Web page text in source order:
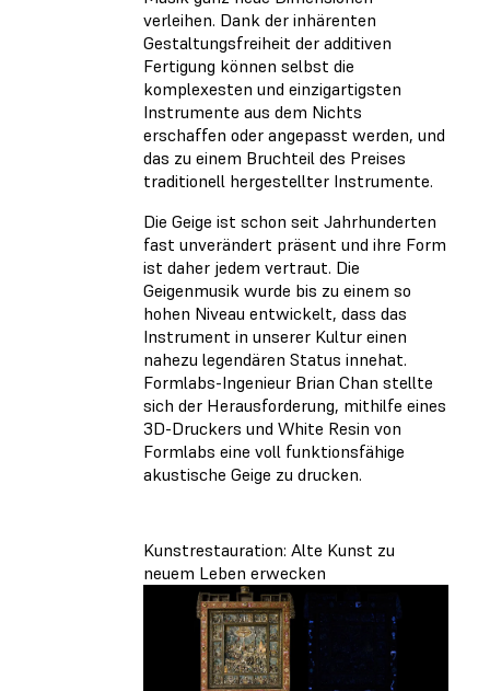
verleihen. Dank der inhärenten
Gestaltungsfreiheit der additiven
Fertigung können selbst die
komplexesten und einzigartigsten
Instrumente aus dem Nichts
erschaffen oder angepasst werden, und
das zu einem Bruchteil des Preises
traditionell hergestellter Instrumente.
Die Geige ist schon seit Jahrhunderten
fast unverändert präsent und ihre Form
ist daher jedem vertraut. Die
Geigenmusik wurde bis zu einem so
hohen Niveau entwickelt, dass das
Instrument in unserer Kultur einen
nahezu legendären Status innehat.
Formlabs-Ingenieur Brian Chan stellte
sich der Herausforderung, mithilfe eines
3D-Druckers und White Resin von
Formlabs eine voll funktionsfähige
akustische Geige zu drucken.
Kunstrestauration: Alte Kunst zu
neuem Leben erwecken